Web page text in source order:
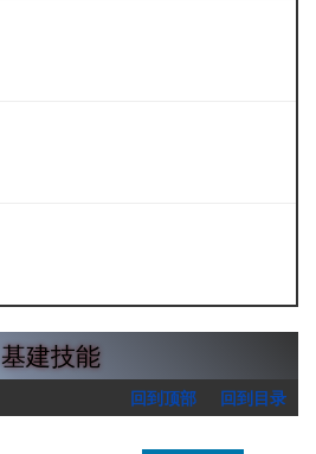
基建技能
回到顶部
回到目录